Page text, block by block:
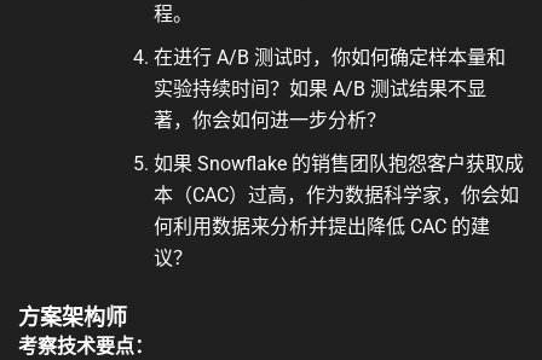
程。
在进行 A/B 测试时，你如何确定样本量和
实验持续时间？如果 A/B 测试结果不显
著，你会如何进一步分析？
如果 Snowflake 的销售团队抱怨客户获取成
本（CAC）过高，作为数据科学家，你会如
何利用数据来分析并提出降低 CAC 的建
议？
方案架构师
考察技术要点：